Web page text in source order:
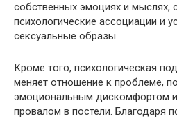
собственных эмоциях и мыслях,
психологические ассоциации и
сексуальные образы.
Кроме того, психологическая
меняет отношение к проблеме,
эмоциональным дискомфортом
провалом в постели. Благодаря